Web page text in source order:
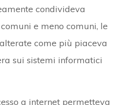
condivideva
e meno comuni, le
come più piaceva
sui sistemi informatici
a internet permetteva